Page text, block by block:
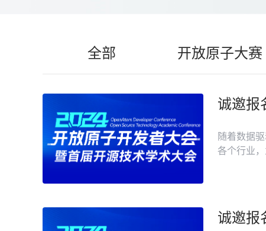
全部 开放原子大赛
诚邀报
随着数据
各个行业
诚邀报